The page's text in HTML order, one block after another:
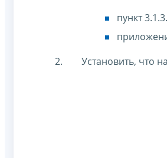
пункт
Установить, что